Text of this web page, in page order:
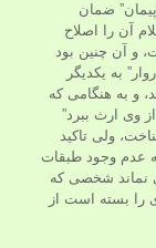
ضمان
آن را اصلاح
و آن چنين بود
به يكديگر
و به هنگامى كه
وى ارث ببرد”
ولى تاكيد
عدم وجود طبقات
نماند شخصى كه
را بسته است از